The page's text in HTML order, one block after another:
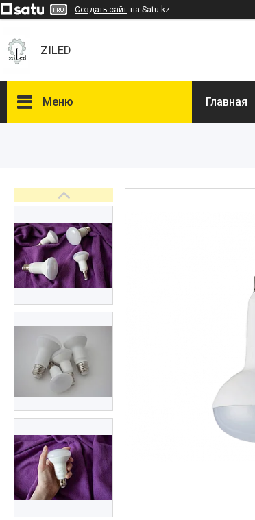
Создать сайт на Satu.kz
ZILED
Меню
ФАРЛАЙТ
NLCO
INNOLUX
О нас
Отзывы
Главная